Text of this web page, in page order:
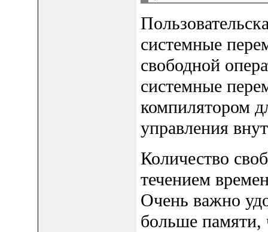
системные
свободной
системные
компилятором
управления
Количество
течением
Очень важно
больше памяти,